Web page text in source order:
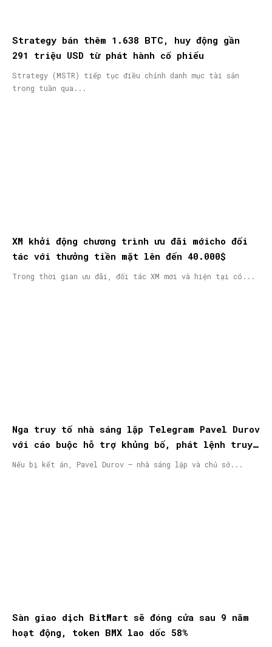
Strategy bán thêm 1.638 BTC, huy động gần
291 triệu USD từ phát hành cổ phiếu
Strategy (MSTR) tiếp tục điều chỉnh danh mục tài sản
trong tuần qua...
XM khởi động chương trình ưu đãi mớicho đối
tác với thưởng tiền mặt lên đến 40.000$
Trong thời gian ưu đãi, đối tác XM mới và hiện tại có...
Nga truy tố nhà sáng lập Telegram Pavel Durov
với cáo buộc hỗ trợ khủng bố, phát lệnh truy
nã quốc tế
Nếu bị kết án, Pavel Durov – nhà sáng lập và chủ sở...
Sàn giao dịch BitMart sẽ đóng cửa sau 9 năm
hoạt động, token BMX lao dốc 58%